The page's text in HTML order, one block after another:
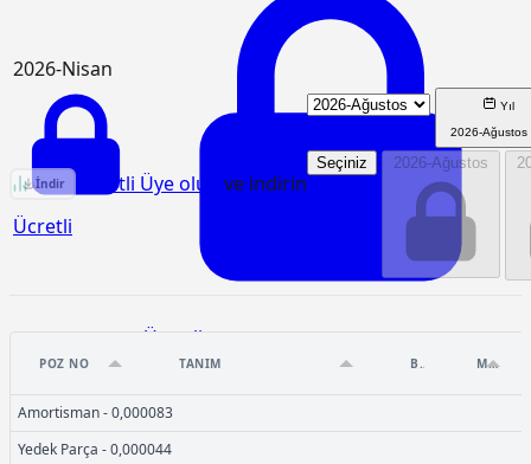
2026-Nisan
Ücretli
Ücretli
03.508 Birim Fiyat Analizi
İndir Ücretli Üye olun ve indirin
Yıl
2026-Ağustos
Seçiniz 2026-Ağustos
POZ NO TANIM BIRIM MIKTAR
Amortisman - 0,000083
Yedek Parça - 0,000044